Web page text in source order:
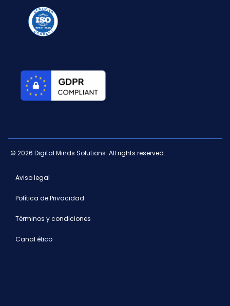
© 2026 Digital Minds Solutions. All rights reserved.
Aviso legal
Política de Privacidad
Términos y condiciones
Canal ético